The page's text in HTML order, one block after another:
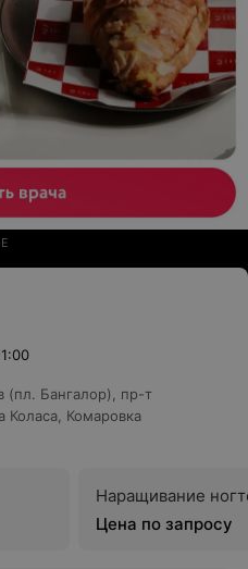
Бангалор)
пр-т
Коласа Комаровка
Наращивание
Цена по запросу